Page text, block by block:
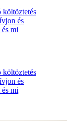
költöztetés
és
mi
költöztetés
és
mi